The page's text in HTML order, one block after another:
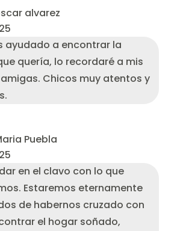
alvarez
ayudado a encontrar la
quería, lo recordaré a mis
Chicos muy atentos y
Puebla
en el clavo con lo que
Estaremos eternamente
de habernos cruzado con
el hogar soñado,